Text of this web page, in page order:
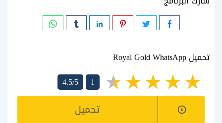
تحميل Royal Gold WhatsApp
4.5/5
1
تحميل